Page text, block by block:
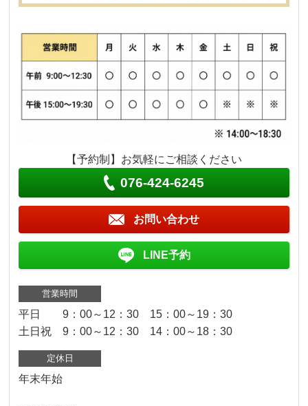
【予約制】お気軽にご相談ください
076-424-6245
お問い合わせ
LINE予約
営業時間
平日 9：00～12：30 15：00～19：30
土日祝 9：00～12：30 14：00～18：30
定休日
年末年始